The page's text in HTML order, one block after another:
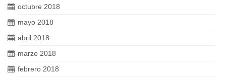
octubre 2018
mayo 2018
abril 2018
marzo 2018
febrero 2018